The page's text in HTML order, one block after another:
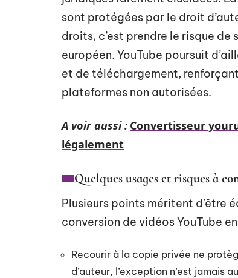
sont protégées par le droit
droits, c’est prendre le risque
européen. YouTube poursuit
et de téléchargement,
plateformes non autorisées.
A voir aussi : Convertisseur
légalement
Quelques usages et risques à
Plusieurs points méritent d’être
conversion de vidéos YouTube
Recourir à la copie privée ne
d’auteur, l’exception n’est jamais